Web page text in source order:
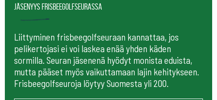
Jäsenyys frisbeegolfseurassa
Liittyminen frisbeegolfseuraan kannattaa, jos
pelikertojasi ei voi laskea enää yhden käden
sormilla. Seuran jäsenenä hyödyt monista eduista,
mutta pääset myös vaikuttamaan lajin kehitykseen.
Frisbeegolfseuroja löytyy Suomesta yli 200.